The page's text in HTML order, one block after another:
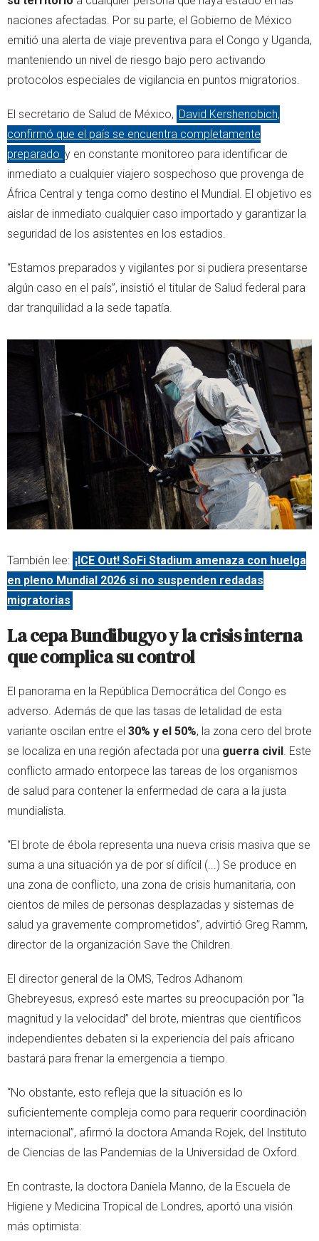
naciones afectadas. Por su parte, el Gobierno de México
emitió una alerta de viaje preventiva para el Congo y Uganda,
manteniendo un nivel de riesgo bajo pero activando
protocolos especiales de vigilancia en puntos migratorios.
El secretario de Salud de México, David Kershenobich,
confirmó que el país se encuentra completamente
preparado y en constante monitoreo para identificar de
inmediato a cualquier viajero sospechoso que provenga de
África Central y tenga como destino el Mundial. El objetivo es
aislar de inmediato cualquier caso importado y garantizar la
seguridad de los asistentes en los estadios.
“Estamos preparados y vigilantes por si pudiera presentarse
algún caso en el país”, insistió el titular de Salud federal para
dar tranquilidad a la sede tapatía.
También lee: ¡ICE Out! SoFi Stadium amenaza con huelga
en pleno Mundial 2026 si no suspenden redadas
migratorias
La cepa Bundibugyo y la crisis interna
que complica su control
El panorama en la República Democrática del Congo es
adverso. Además de que las tasas de letalidad de esta
variante oscilan entre el 30% y el 50%, la zona cero del brote
se localiza en una región afectada por una guerra civil . Este
conflicto armado entorpece las tareas de los organismos
de salud para contener la enfermedad de cara a la justa
mundialista.
“El brote de ébola representa una nueva crisis masiva que se
suma a una situación ya de por sí difícil (...) Se produce en
una zona de conflicto, una zona de crisis humanitaria, con
cientos de miles de personas desplazadas y sistemas de
salud ya gravemente comprometidos”, advirtió Greg Ramm,
director de la organización Save the Children.
El director general de la OMS, Tedros Adhanom
Ghebreyesus, expresó este martes su preocupación por “la
magnitud y la velocidad” del brote, mientras que científicos
independientes debaten si la experiencia del país africano
bastará para frenar la emergencia a tiempo.
“No obstante, esto refleja que la situación es lo
suficientemente compleja como para requerir coordinación
internacional”, afirmó la doctora Amanda Rojek, del Instituto
de Ciencias de las Pandemias de la Universidad de Oxford.
En contraste, la doctora Daniela Manno, de la Escuela de
Higiene y Medicina Tropical de Londres, aportó una visión
más optimista: